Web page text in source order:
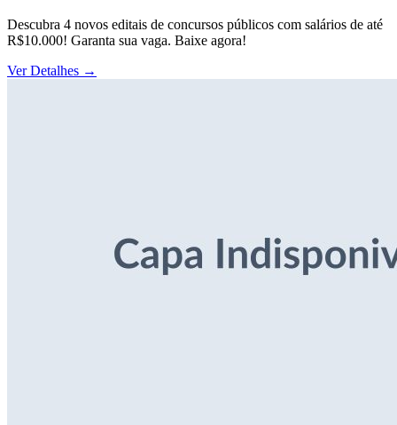
Descubra 4 novos editais de concursos públicos com salários de até
R$10.000! Garanta sua vaga. Baixe agora!
Ver Detalhes →